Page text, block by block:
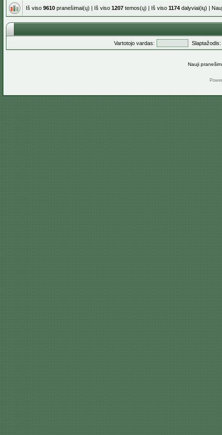
Iš viso 9610 pranešimai(ų) | Iš viso 1207 temos(ų) | Iš viso 1174 dalyviai(ių) |
Vartotojo vardas: Slaptažodis:
Nauji